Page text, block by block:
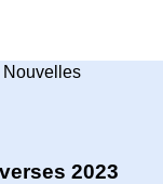
Nouvelles
2023